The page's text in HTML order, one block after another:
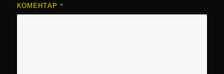
КОМЕНТАР *